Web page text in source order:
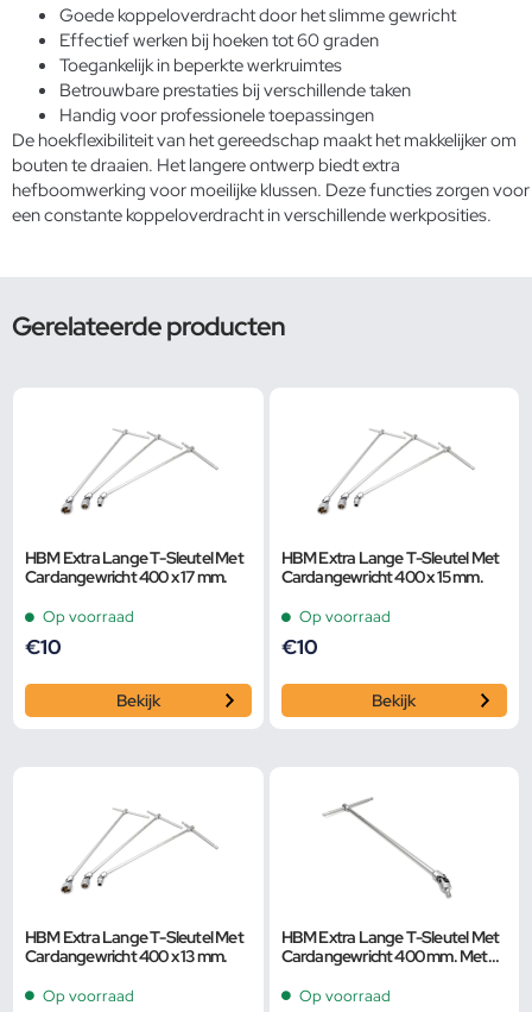
Goede koppeloverdracht door het slimme gewricht
Effectief werken bij hoeken tot 60 graden
Toegankelijk in beperkte werkruimtes
Betrouwbare prestaties bij verschillende taken
Handig voor professionele toepassingen
De hoekflexibiliteit van het gereedschap maakt het makkelijker om
bouten te draaien. Het langere ontwerp biedt extra
hefboomwerking voor moeilijke klussen. Deze functies zorgen voor
een constante koppeloverdracht in verschillende werkposities.
Gerelateerde producten
HBM Extra Lange T-Sleutel Met
Cardangewricht 400 x 17 mm.
Op voorraad
€10
Bekijk
HBM Extra Lange T-Sleutel Met
Cardangewricht 400 x 15 mm.
Op voorraad
€10
Bekijk
HBM Extra Lange T-Sleutel Met
Cardangewricht 400 x 13 mm.
Op voorraad
HBM Extra Lange T-Sleutel Met
Cardangewricht 400 mm. Met
Op voorraad